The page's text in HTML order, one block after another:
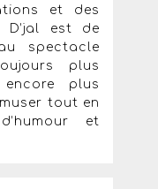
et des
D’jal est de
spectacle
plus
plus
tout en
et